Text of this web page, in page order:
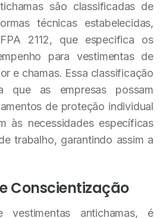
são classificadas de
técnicas estabelecidas,
2112, que especifica os
para vestimentas de
e chamas. Essa classificação
que as empresas possam
de proteção individual
às necessidades específicas
trabalho, garantindo assim a
Conscientização
antichamas, é